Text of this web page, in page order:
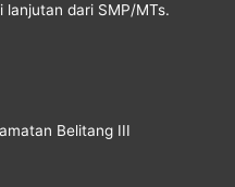
lanjutan dari SMP/MTs.
Belitang III